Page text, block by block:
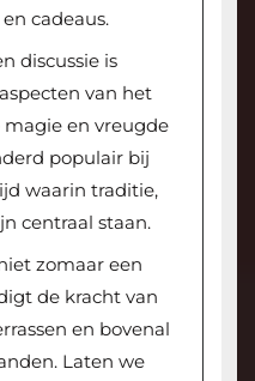
cadeaus.
discussie is
van het
en vreugde
populair bij
waarin traditie,
centraal staan.
zomaar een
de kracht van
en bovenal
Laten we